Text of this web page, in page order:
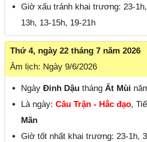
Giờ xấu tránh khai trương: 23-
13h, 13-15h, 19-21h
Thứ 4, ngày 22 tháng 7 năm 2026
Âm lịch: Ngày 9/6/2026
NgàyĐinh Dậu thángẤt Mùi
Là ngày:Câu Trận - Hắc đạo,
Mãn
Giờ tốt nhất khai trương: 23-1h,